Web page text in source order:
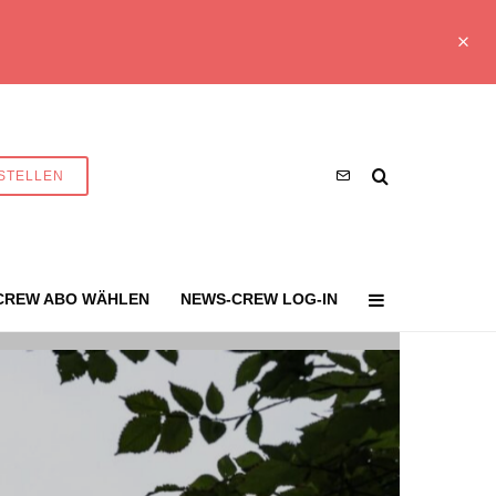
ABO WÄHLEN NEWS-CREW LOG-IN